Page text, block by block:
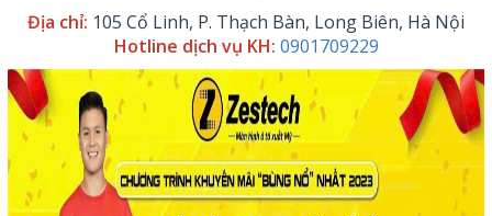
Địa chỉ: 105 Cổ Linh, P. Thạch Bàn, Long Biên, Hà Nội
Hotline dịch vụ KH: 0901709229